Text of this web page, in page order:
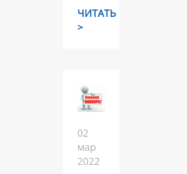
ЧИТАТЬ
>
02
мар
2022